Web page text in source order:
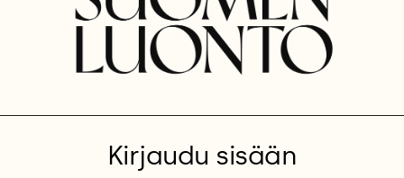
Kirjaudu sisään